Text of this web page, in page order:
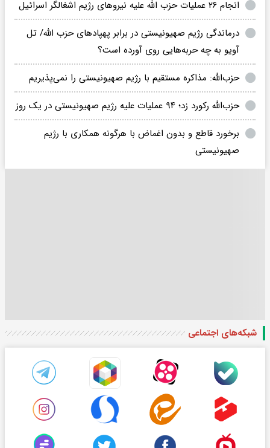
انجام ۲۶ عملیات حزب الله علیه نیروهای رژیم اشغالگر اسرائیل
درماندگی رژیم صهیونیستی در برابر پهپادهای حزب الله/ تل
آویو به چه حربه‌هایی روی آورده است؟
حزب‌الله: مذاکره مستقیم با رژیم صهیونیستی را نمی‌پذیریم
حزب‌الله رکورد زد؛ ۹۴ عملیات علیه رژیم صهیونیستی در یک روز
برخورد قاطع و بدون اغماض با هرگونه همکاری با رژیم
صهیونیستی
شبکه‌های اجتماعی